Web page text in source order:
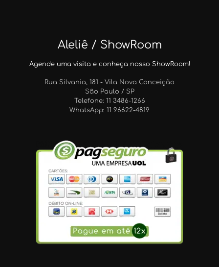
Aleliê / ShowRoom
Agende uma visita e conheça nosso ShowRoom!
Rua Silvania, 181 - Vila Nova Conceição
São Paulo / SP
Telefone: 11 3486-1266
WhatsApp: 11 96622-4819